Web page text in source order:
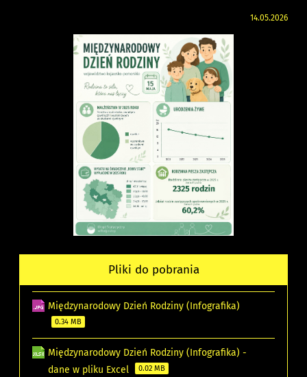
14.05.2026
Pliki do pobrania
Międzynarodowy Dzień Rodziny (Infografika)
0.34 MB
Międzynarodowy Dzień Rodziny (Infografika) -
dane w pliku Excel
0.02 MB